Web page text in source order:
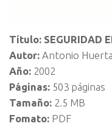
Título: SEGURIDAD
Autor: Antonio Huerta
Año: 2002
Páginas: 503 páginas
Tamaño: 2.5 MB
Fomato: PDF